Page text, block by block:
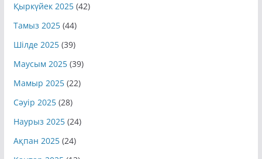
Қыркүйек 2025(42)
Тамыз 2025(44)
Шілде 2025(39)
Маусым 2025(39)
Мамыр 2025(22)
Сәуір 2025(28)
Наурыз 2025(24)
Ақпан 2025(24)